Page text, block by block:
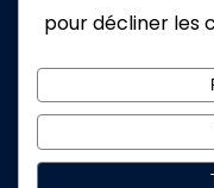
15 boucle de la
pour décliner les